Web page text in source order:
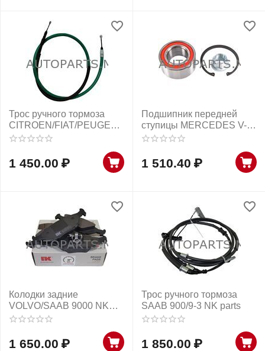
Трос ручного тормоза
CITROEN/FIAT/PEUGEOT
NK parts
1 450.00 ₽
​Подшипник передней
ступицы MERCEDES V-
CLASS/VITO
1 510.40 ₽
Колодки задние
VOLVO/SAAB 9000 NK
parts
1 650.00 ₽
Трос ручного тормоза
SAAB 900/9-3 NK parts
1 850.00 ₽